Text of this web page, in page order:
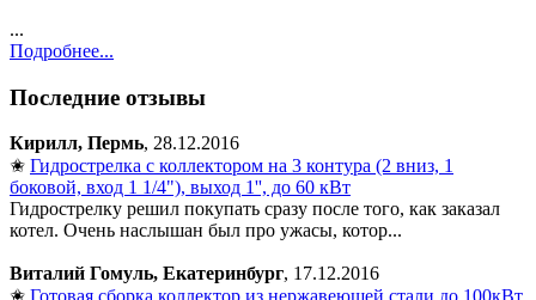
...
Подробнее...
Последние отзывы
Кирилл, Пермь, 28.12.2016
✬ Гидрострелка с коллектором на 3 контура (2 вниз, 1
боковой, вход 1 1/4"), выход 1'', до 60 кВт
Гидрострелку решил покупать сразу после того, как заказал
котел. Очень наслышан был про ужасы, котор...
Виталий Гомуль, Екатеринбург, 17.12.2016